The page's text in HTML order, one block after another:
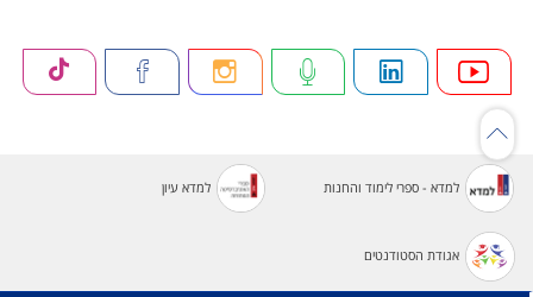
למדא - ספרי לימוד והחנות למדא עיון
אגודת הסטודנטים